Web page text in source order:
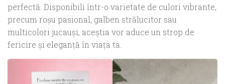
perfectă. Disponibili într-o varietate de culori vibrante,
precum roșu pasional, galben strălucitor sau
multicolori jucauși, aceștia vor aduce un strop de
fericire și eleganță în viața ta.